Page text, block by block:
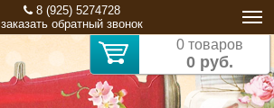
8 (925) 5274728
заказать обратный звонок
0 товаров
0 руб.